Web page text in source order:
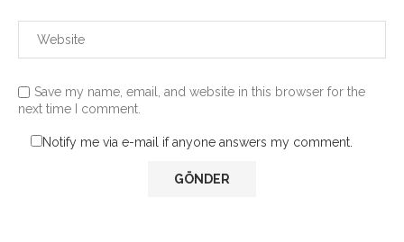
Save my name, email, and website in this browser for the
next time I comment.
Notify me via e-mail if anyone answers my comment.